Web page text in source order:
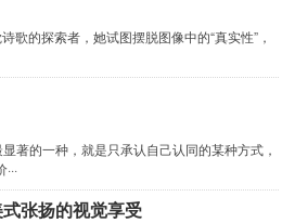
歌的探索者，她试图摆脱图像中的“真实性”，
著的一种，就是只承认自己认同的某种方式，
张扬的视觉享受